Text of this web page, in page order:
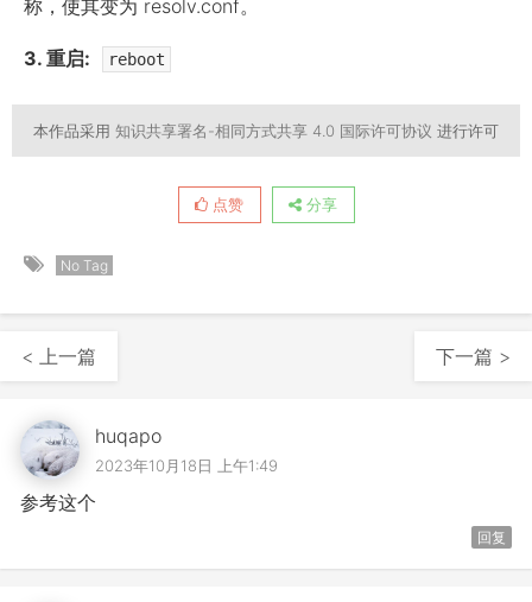
称，使其变为 resolv.conf。
3. 重启: reboot
本作品采用 知识共享署名-相同方式共享 4.0 国际许可协议 进行许可
点赞 分享
No Tag
< 上一篇 下一篇 >
huqapo
2023年10月18日 上午1:49
参考这个
回复